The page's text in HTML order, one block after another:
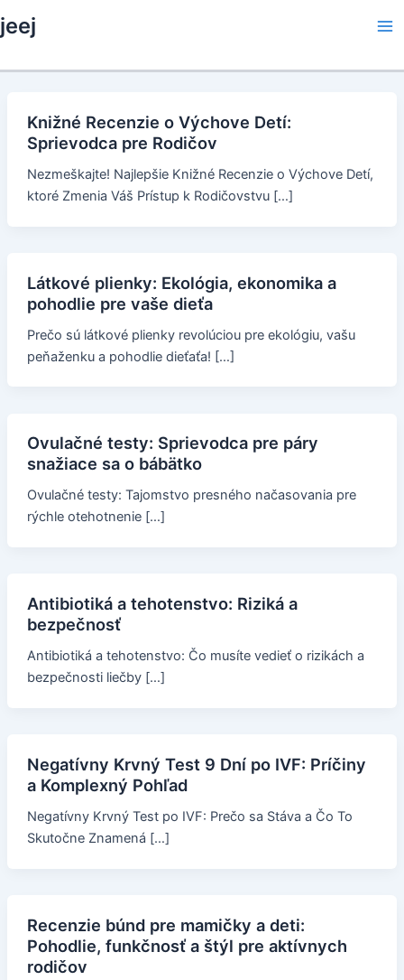
to
jeej
Knižné Recenzie o Výchove Detí:
Sprievodca pre Rodičov
Nezmeškajte! Najlepšie Knižné Recenzie o Výchove Detí,
ktoré Zmenia Váš Prístup k Rodičovstvu […]
Látkové plienky: Ekológia, ekonomika a
pohodlie pre vaše dieťa
Prečo sú látkové plienky revolúciou pre ekológiu, vašu
peňaženku a pohodlie dieťaťa! […]
Ovulačné testy: Sprievodca pre páry
snažiace sa o bábätko
Ovulačné testy: Tajomstvo presného načasovania pre
rýchle otehotnenie […]
Antibiotiká a tehotenstvo: Riziká a
bezpečnosť
Antibiotiká a tehotenstvo: Čo musíte vedieť o rizikách a
bezpečnosti liečby […]
Negatívny Krvný Test 9 Dní po IVF: Príčiny
a Komplexný Pohľad
Negatívny Krvný Test po IVF: Prečo sa Stáva a Čo To
Skutočne Znamená […]
Recenzie búnd pre mamičky a deti:
Pohodlie, funkčnosť a štýl pre aktívnych
rodičov